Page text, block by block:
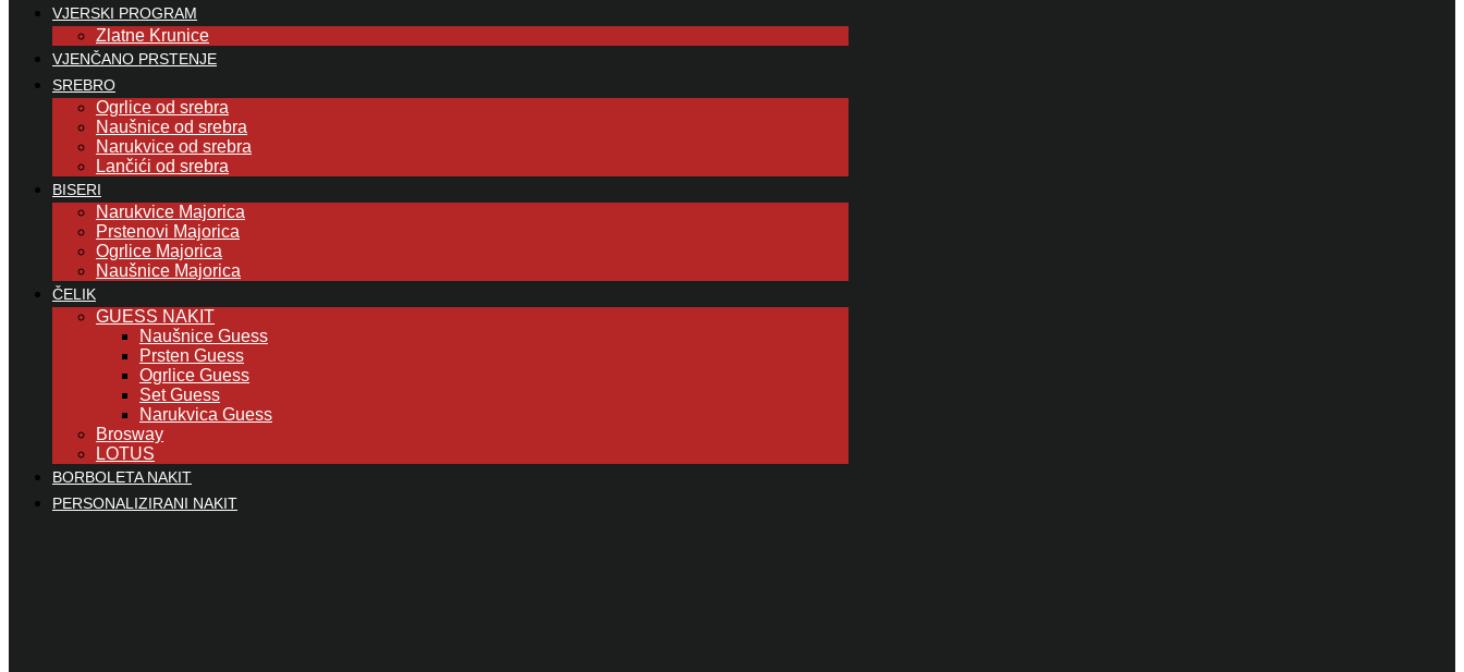
VJERSKI PROGRAM
Zlatne Krunice
VJENČANO PRSTENJE
SREBRO
Ogrlice od srebra
Naušnice od srebra
Narukvice od srebra
Lančići od srebra
BISERI
Narukvice Majorica
Prstenovi Majorica
Ogrlice Majorica
Naušnice Majorica
ČELIK
GUESS NAKIT
Naušnice Guess
Prsten Guess
Ogrlice Guess
Set Guess
Narukvica Guess
Brosway
LOTUS
BORBOLETA NAKIT
PERSONALIZIRANI NAKIT